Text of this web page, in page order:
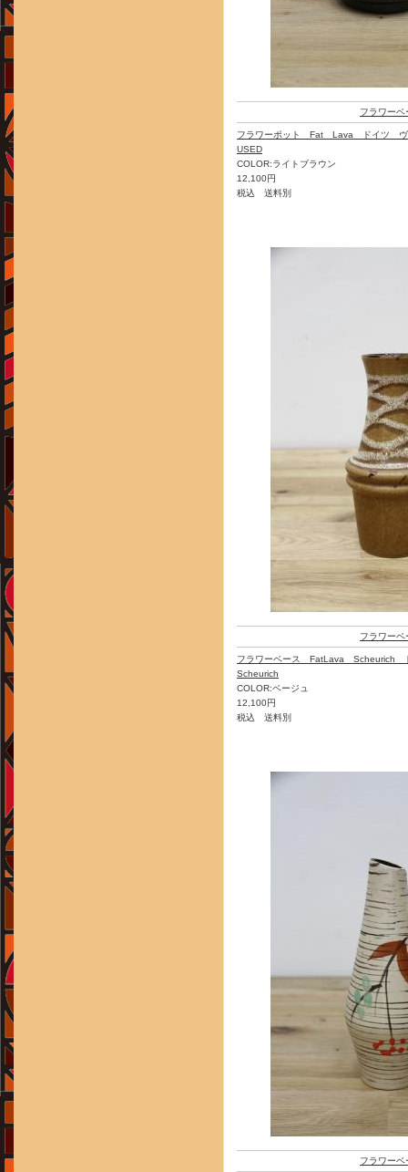
フラワーベ
フラワーポット Fat Lava ドイツ ヴ
USED
COLOR:ライトブラウン
12,100円
税込 送料別
フラワーベ
フラワーベース FatLava Scheurich
Scheurich
COLOR:ベージュ
12,100円
税込 送料別
フラワーベ